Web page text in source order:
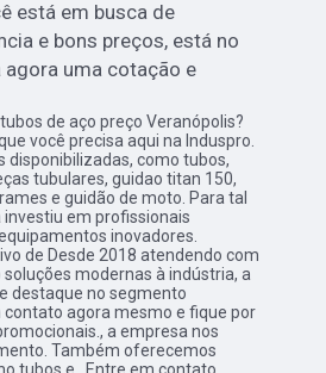
está em busca de
e bons preços, está no
agora uma cotação e
de aço preço Veranópolis?
você precisa aqui na Induspro.
disponibilizadas, como tubos,
tubulares, guidao titan 150,
e guidão de moto. Para tal
em profissionais
inovadores.
de Desde 2018 atendendo com
modernas à indústria, a
destaque no segmento
contato agora mesmo e fique por
a empresa nos
Também oferecemos